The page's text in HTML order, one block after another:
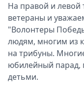
На правой и левой
ветераны и
"Волонтеры
людям, многим из
на трибуны.
юбилейный парад,
детьми.